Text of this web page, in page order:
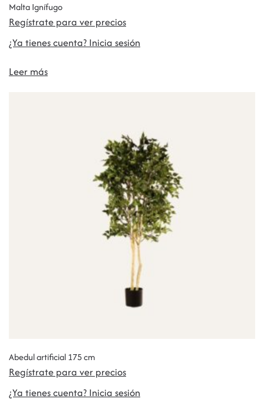
Malta Ignífugo
Regístrate para ver precios
¿Ya tienes cuenta? Inicia sesión
Leer más
Abedul artificial 175 cm
Regístrate para ver precios
¿Ya tienes cuenta? Inicia sesión